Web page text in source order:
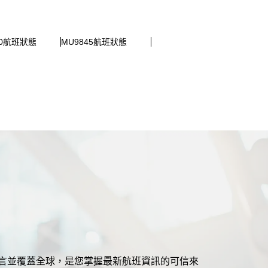
航班狀態
MU9845航班狀態
覆蓋全球，是您掌握最新航班資訊的可信來